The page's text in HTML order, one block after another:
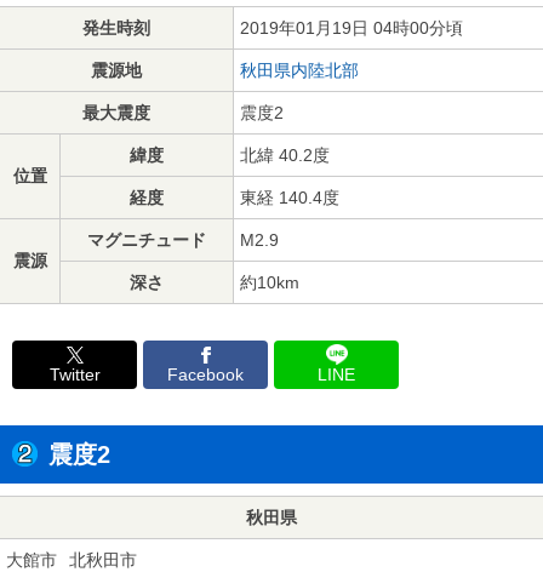
発生時刻 2019年01月19日 04時00分頃
震源地 秋田県内陸北部
最大震度 震度2
位置
緯度 北緯 40.2度
経度 東経 140.4度
震源
マグニチュード M2.9
深さ 約10km
Twitter Facebook LINE
震度2
秋田県
大館市 北秋田市